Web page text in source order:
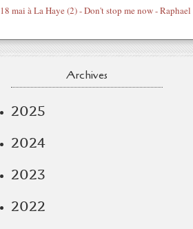
18 mai à La Haye (2) - Don't stop me now -
Archives
2025
2024
2023
2022